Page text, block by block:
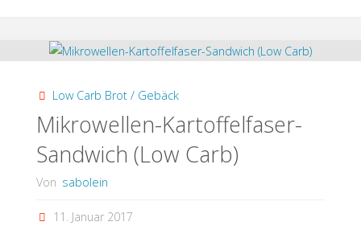
Low Carb Brot / Gebäck
Mikrowellen-Kartoffelfaser-
Sandwich (Low Carb)
Von sabolein
11. Januar 2017